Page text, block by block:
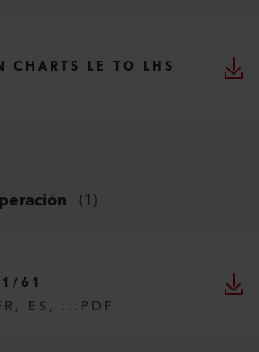
CHARTS LE TO LHS
(1)
61
ES, ... PDF